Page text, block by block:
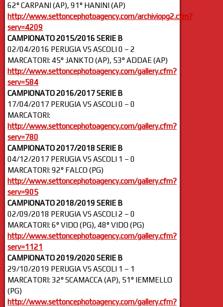
62° CARPANI (AP), 91° HANINI (AP)
http://www.settoncephotoagency.com/archiviopg2.cfm?
serv=4209
CAMPIONATO 2015/2016 SERIE B
02/04/2016 PERUGIA VS ASCOLI 0 – 2
MARCATORI: 45° JANKTO (AP), 53° ADDAE (AP)
http://www.settoncephotoagency.com/gallery.cfm?
serv=584
CAMPIONATO 2016/2017 SERIE B
17/04/2017 PERUGIA VS ASCOLI 0 – 0
MARCATORI:
http://www.settoncephotoagency.com/gallery.cfm?
serv=780
CAMPIONATO 2017/2018 SERIE B
04/12/2017 PERUGIA VS ASCOLI 1 – 0
MARCATORI: 92° FALCO (PG)
http://www.settoncephotoagency.com/gallery.cfm?
serv=905
CAMPIONATO 2018/2019 SERIE B
02/09/2018 PERUGIA VS ASCOLI 2 – 0
MARCATORI: 6° VIDO (PG), 48° VIDO (PG)
http://www.settoncephotoagency.com/gallery.cfm?
serv=1121
CAMPIONATO 2019/2020 SERIE B
29/10/2019 PERUGIA VS ASCOLI 1 – 1
MARCATORI: 32° SCAMACCA (AP), 51° IEMMELLO
(PG)
http://www.settoncephotoagency.com/gallery.cfm?